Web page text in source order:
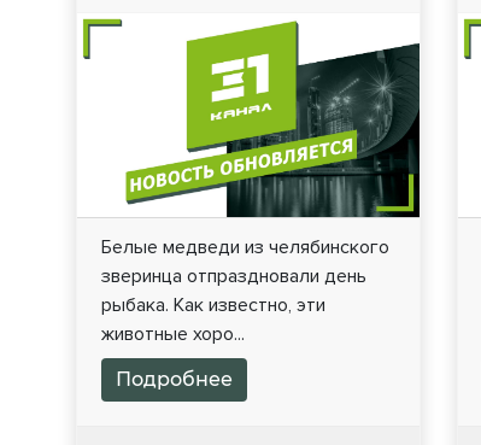
Белые медведи из челябинского
зверинца отпраздновали день
рыбака. Как известно, эти
животные хоро...
Подробнее